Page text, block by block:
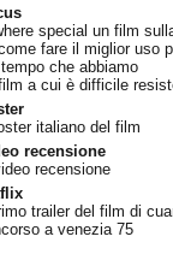
special un film
fare il miglior uso
che abbiamo
a cui è difficile
italiano del film
recensione
recensione
trailer del film di
a venezia 75